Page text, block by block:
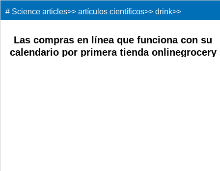
# Science articles>> artículos científicos>> drink>>
Las compras en línea que funciona con su
calendario por primera tienda onlinegrocery